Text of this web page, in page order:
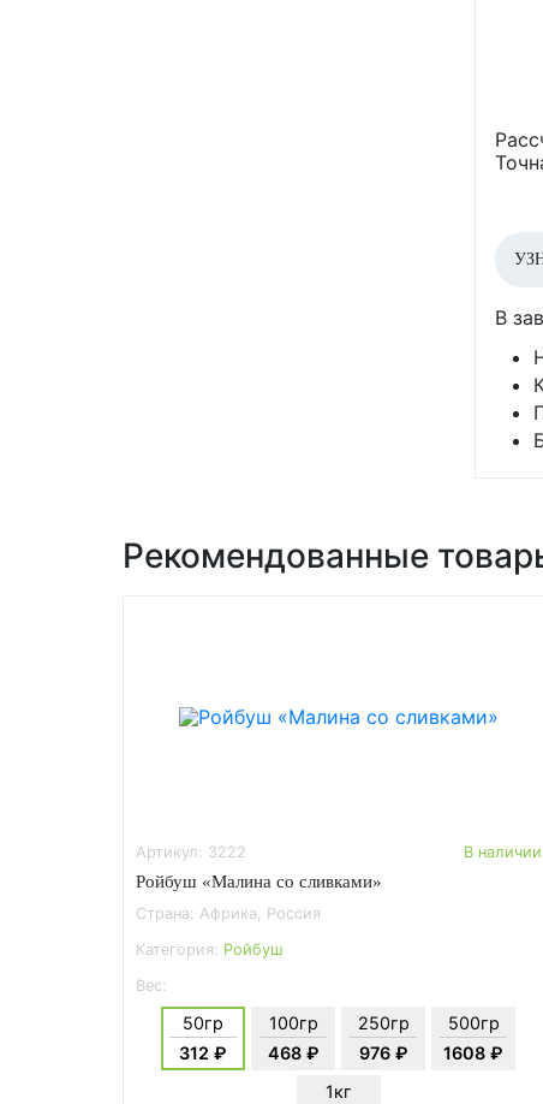
В
Рекомендованные
Артикул: 3222 В наличии
Ройбуш «Малина со сливками»
Страна: Африка, Россия
Категория: Ройбуш
Вес:
50гр
312 ₽
100гр
468 ₽
250гр
976 ₽
500гр
1608 ₽
1кг